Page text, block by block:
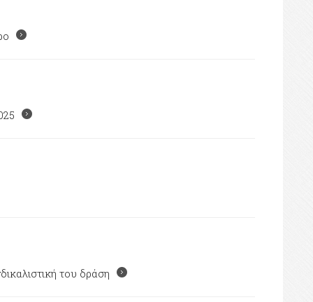
του δράση